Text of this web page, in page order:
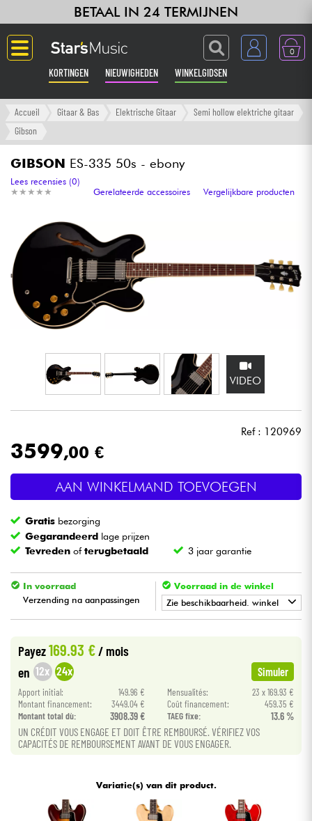
BETAAL IN 24 TERMIJNEN
0
KORTINGEN NIEUWIGHEDEN WINKELGIDSEN
Langue
Versterker & Effecten
Synths & samplers
Home-studio
Hoofdtelefoon
Microfoon
Licht
Blaasinstrument
Viool & Quatuor
Kinderen
Kabels & toebehoren
HiFi
Sets
Accueil Gitaar & Bas Elektrische Gitaar
Semi hollow elektriche gitaar
Gibson
GIBSON ES-335 50s - ebony
★ ★ ★ ★ ★
★ ★ ★ ★ ★
Lees recensies (0)
Gerelateerde accessoires
Vergelijkbare producten
VIDEO
Ref : 120969
3599,00 €
AAN WINKELMAND TOEVOEGEN
Gratis bezorging
Gegarandeerd lage prijzen
Tevreden ofterugbetaald 3 jaar garantie
In voorraad
Verzending na aanpassingen
Voorraad in de winkel
Zie beschikbaarheid. winkel
Payez169.93 € / mois
en 12x 24x Simuler
Apport initial: 149.96 € Mensualités:
23 x 169.93 €
Montant financement:
3449.04 € Coût financement:
459.35 €
Montant total dù:
3908.39 € TAEG fixe: 13.6 %
UN CRÉDIT VOUS ENGAGE ET DOIT ÊTRE REMBOURSÉ. VÉRIFIEZ VOS
CAPACITÉS DE REMBOURSEMENT AVANT DE VOUS ENGAGER.
Variatie(s) van dit product.